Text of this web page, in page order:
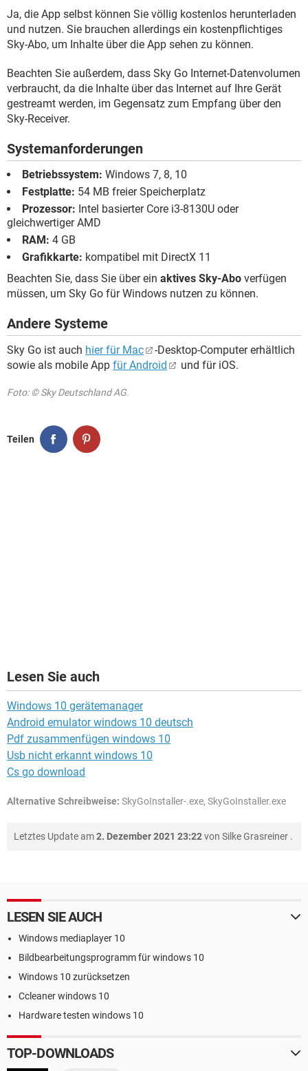
Ja, die App selbst können Sie völlig kostenlos herunterladen
und nutzen. Sie brauchen allerdings ein kostenpflichtiges
Sky-Abo, um Inhalte über die App sehen zu können.
Beachten Sie außerdem, dass Sky Go Internet-Datenvolumen
verbraucht, da die Inhalte über das Internet auf Ihre Gerät
gestreamt werden, im Gegensatz zum Empfang über den
Sky-Receiver.
Systemanforderungen
Betriebssystem: Windows 7, 8, 10
Festplatte: 54 MB freier Speicherplatz
Prozessor: Intel basierter Core i3-8130U oder
gleichwertiger AMD
RAM: 4 GB
Grafikkarte: kompatibel mit DirectX 11
Beachten Sie, dass Sie über ein aktives Sky-Abo verfügen
müssen, um Sky Go für Windows nutzen zu können.
Andere Systeme
Sky Go ist auch hier für Mac
-Desktop-Computer erhältlich
sowie als mobile App für Android und für iOS.
Foto: © Sky Deutschland AG.
Teilen
Lesen Sie auch
Windows 10 gerätemanager
Android emulator windows 10 deutsch
Pdf zusammenfügen windows 10
Usb nicht erkannt windows 10
Cs go download
Alternative Schreibweise: SkyGoInstaller-.exe, SkyGoInstaller.exe
Letztes Update am2. Dezember 2021 23:22von Silke Grasreiner .
LESEN SIE AUCH
Windows mediaplayer 10
Bildbearbeitungsprogramm für windows 10
Windows 10 zurücksetzen
Ccleaner windows 10
Hardware testen windows 10
TOP-DOWNLOADS